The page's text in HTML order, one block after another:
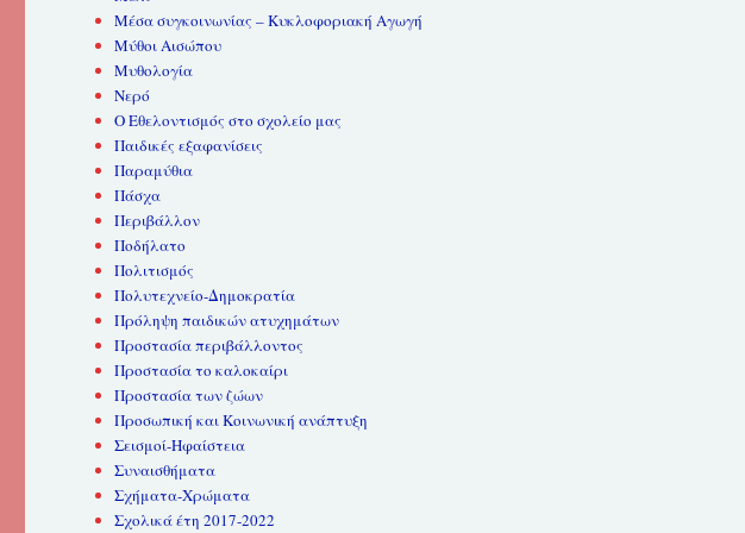
Μέσα συγκοινωνίας – Κυκλοφοριακή Αγωγή
Μύθοι Αισώπου
Μυθολογία
Νερό
Ο Εθελοντισμός στο σχολείο μας
Παιδικές εξαφανίσεις
Παραμύθια
Πάσχα
Περιβάλλον
Ποδήλατο
Πολιτισμός
Πολυτεχνείο-Δημοκρατία
Πρόληψη παιδικών ατυχημάτων
Προστασία περιβάλλοντος
Προστασία το καλοκαίρι
Προστασία των ζώων
Προσωπική και Κοινωνική ανάπτυξη
Σεισμοί-Ηφαίστεια
Συναισθήματα
Σχήματα-Χρώματα
Σχολικά έτη 2017-2022